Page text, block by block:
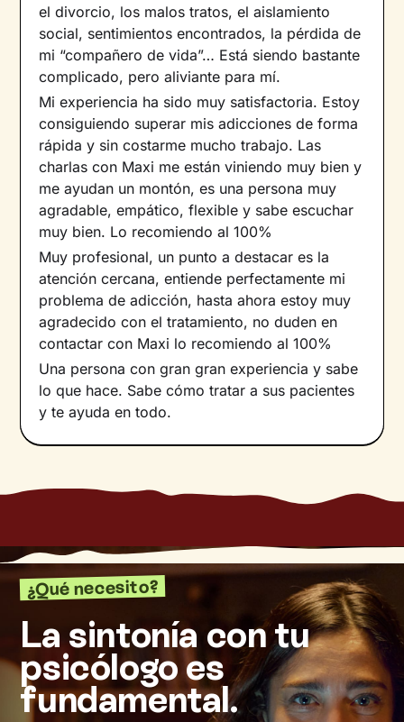
el divorcio, los malos tratos, el aislamiento
social, sentimientos encontrados, la pérdida de
mi “compañero de vida”… Está siendo bastante
complicado, pero aliviante para mí.
Mi experiencia ha sido muy satisfactoria. Estoy
consiguiendo superar mis adicciones de forma
rápida y sin costarme mucho trabajo. Las
charlas con Maxi me están viniendo muy bien y
me ayudan un montón, es una persona muy
agradable, empático, flexible y sabe escuchar
muy bien. Lo recomiendo al 100%
Muy profesional, un punto a destacar es la
atención cercana, entiende perfectamente mi
problema de adicción, hasta ahora estoy muy
agradecido con el tratamiento, no duden en
contactar con Maxi lo recomiendo al 100%
Una persona con gran gran experiencia y sabe
lo que hace. Sabe cómo tratar a sus pacientes
y te ayuda en todo.
¿Qué necesito?
La sintonía con tu
psicólogo es
fundamental.